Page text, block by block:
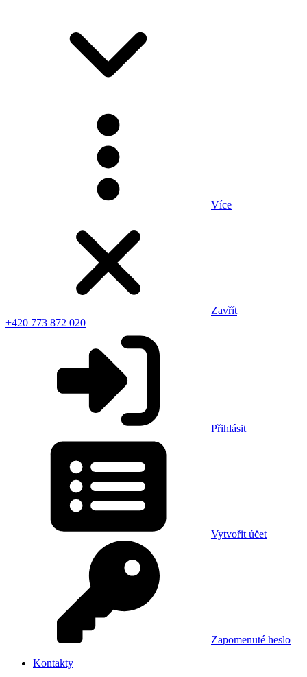
Více
Zavřít
+420 773 872 020
Přihlásit
Vytvořit účet
Zapomenuté heslo
Kontakty